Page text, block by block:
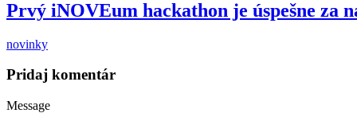
Prvý iNOVEum hackathon je úspešne za
novinky
Pridaj komentár
Message